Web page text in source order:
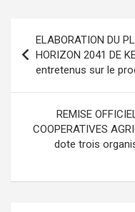
de
l’article
ELABORATION DU
HORIZON 2041 DE
entretenus sur le
REMISE
COOPERATIVES
dote trois